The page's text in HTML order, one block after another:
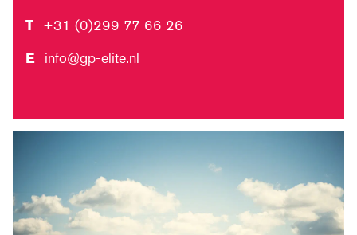
T +31 (0)299 77 66 26
E info@gp-elite.nl